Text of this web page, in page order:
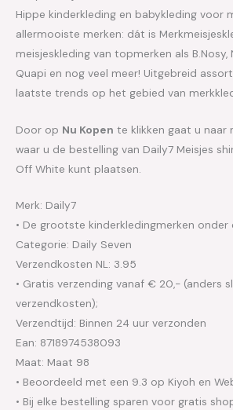
Hippe kinderkleding en babykleding voor
allermooiste merken: dát is
meisjeskleding van topmerken als B.Nosy,
Quapi en nog veel meer! Uitgebreid
laatste trends op het gebied van
Door op Nu Kopen te klikken gaat u naar
waar u de bestelling van Daily7 Meisjes
Off White kunt plaatsen.
Merk: Daily7
• De grootste kinderkledingmerken onder
Categorie: Daily Seven
Verzendkosten NL: 3.95
• Gratis verzending vanaf € 20,- (anders
verzendkosten);
Verzendtijd: Binnen 24 uur verzonden
Ean: 8718974538093
Maat: Maat 98
• Beoordeeld met een 9.3 op Kiyoh en
• Bij elke bestelling sparen voor gratis